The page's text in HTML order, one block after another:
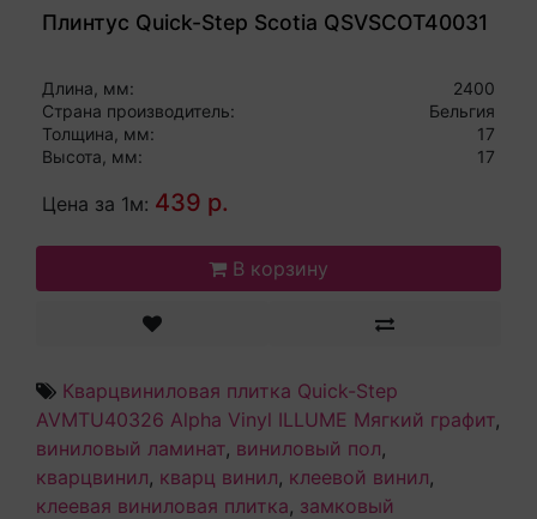
Плинтус Quick-Step Scotia QSVSCOT40031
Длина, мм:
2400
Страна производитель:
Бельгия
Толщина, мм:
17
Высота, мм:
17
Цена за 1м: 439 р.
В корзину
Кварцвиниловая плитка Quick-Step
AVMTU40326 Alpha Vinyl ILLUME Мягкий графит,
виниловый ламинат, виниловый пол,
кварцвинил, кварц винил, клеевой винил,
клеевая виниловая плитка, замковый